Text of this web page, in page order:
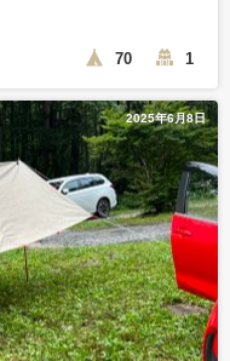
70 1
2025年6月8日